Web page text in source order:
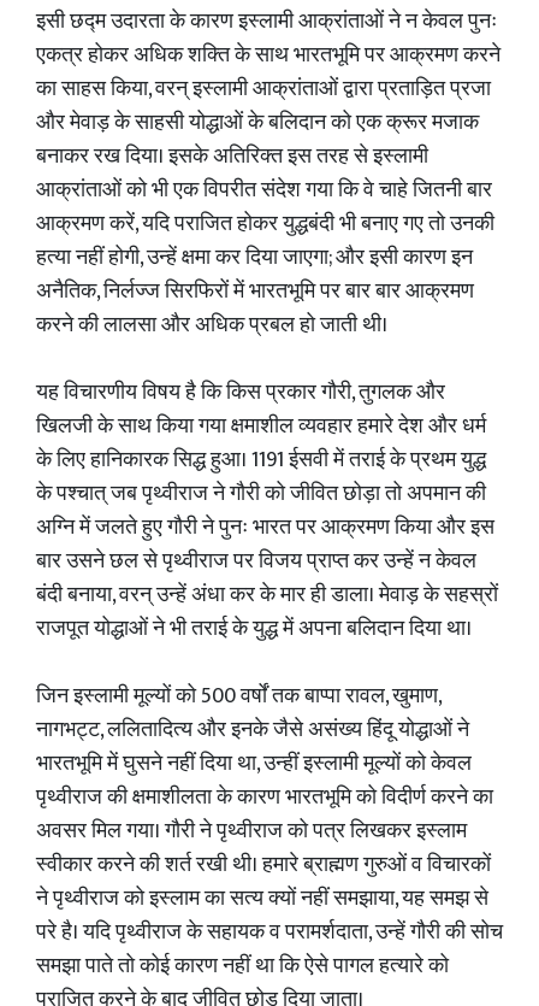
इसी छद्म उदारता के कारण इस्लामी आक्रांताओं ने न केवल पुनः
एकत्र होकर अधिक शक्ति के साथ भारतभूमि पर आक्रमण करने
का साहस किया, वरन् इस्लामी आक्रांताओं द्वारा प्रताड़ित प्रजा
और मेवाड़ के साहसी योद्धाओं के बलिदान को एक क्रूर मजाक
बनाकर रख दिया। इसके अतिरिक्त इस तरह से इस्लामी
आक्रांताओं को भी एक विपरीत संदेश गया कि वे चाहे जितनी बार
आक्रमण करें, यदि पराजित होकर युद्धबंदी भी बनाए गए तो उनकी
हत्या नहीं होगी, उन्हें क्षमा कर दिया जाएगा; और इसी कारण इन
अनैतिक, निर्लज्ज सिरफिरों में भारतभूमि पर बार बार आक्रमण
करने की लालसा और अधिक प्रबल हो जाती थी।
यह विचारणीय विषय है कि किस प्रकार गौरी, तुगलक और
खिलजी के साथ किया गया क्षमाशील व्यवहार हमारे देश और धर्म
के लिए हानिकारक सिद्ध हुआ। 1191 ईसवी में तराई के प्रथम युद्ध
के पश्चात् जब पृथ्वीराज ने गौरी को जीवित छोड़ा तो अपमान की
अग्नि में जलते हुए गौरी ने पुनः भारत पर आक्रमण किया और इस
बार उसने छल से पृथ्वीराज पर विजय प्राप्त कर उन्हें न केवल
बंदी बनाया, वरन् उन्हें अंधा कर के मार ही डाला। मेवाड़ के सहस्रों
राजपूत योद्धाओं ने भी तराई के युद्ध में अपना बलिदान दिया था।
जिन इस्लामी मूल्यों को 500 वर्षों तक बाप्पा रावल, खुमाण,
नागभट्ट, ललितादित्य और इनके जैसे असंख्य हिंदू योद्धाओं ने
भारतभूमि में घुसने नहीं दिया था, उन्हीं इस्लामी मूल्यों को केवल
पृथ्वीराज की क्षमाशीलता के कारण भारतभूमि को विदीर्ण करने का
अवसर मिल गया। गौरी ने पृथ्वीराज को पत्र लिखकर इस्लाम
स्वीकार करने की शर्त रखी थी। हमारे ब्राह्मण गुरुओं व विचारकों
ने पृथ्वीराज को इस्लाम का सत्य क्यों नहीं समझाया, यह समझ से
परे है। यदि पृथ्वीराज के सहायक व परामर्शदाता, उन्हें गौरी की सोच
समझा पाते तो कोई कारण नहीं था कि ऐसे पागल हत्यारे को